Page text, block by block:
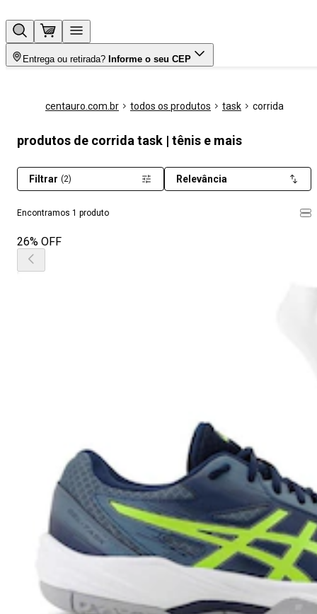
Entrega ou retirada? Informe o seu CEP
centauro.com.br todos os produtos task corrida
produtos de corrida task | tênis e mais
Encontramos 1 produto
Filtrar (2) Relevância
26% OFF